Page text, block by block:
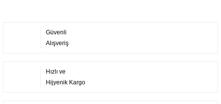
Güvenli
Alışveriş
Hızlı ve
Hijyenik Kargo